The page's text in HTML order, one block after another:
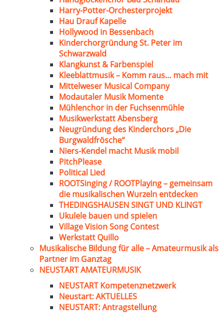
Harry-Potter-Orchesterprojekt
Hau Drauf Kapelle
Hollywood in Bessenbach
Kinderchorgründung St. Peter im
Schwarzwald
Klangkunst & Farbenspiel
Kleeblattmusik – Komm raus… mach mit
Mittelweser Musical Company
Modautaler Musik Momente
Mühlenchor in der Fuchsenmühle
Musikwerkstatt Abensberg
Neugründung des Kinderchors „Die
Burgwaldfrösche“
Niers-Kendel macht Musik mobil
PitchPlease
Political Lied
ROOTSinging / ROOTPlaying – gemeinsam
die musikalischen Wurzeln entdecken
THEDINGSHAUSEN SINGT UND KLINGT
Ukulele bauen und spielen
Village Vision Song Contest
Werkstatt Quillo
Musikalische Bildung für alle – Amateurmusik als
Partner im Ganztag
NEUSTART AMATEURMUSIK
NEUSTART Kompetenznetzwerk
Neustart: AKTUELLES
NEUSTART: Antragstellung